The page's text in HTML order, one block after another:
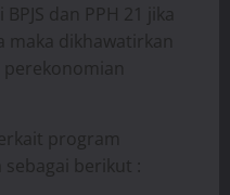
dan PPH 21 jika
maka dikhawatirkan
program
berikut :